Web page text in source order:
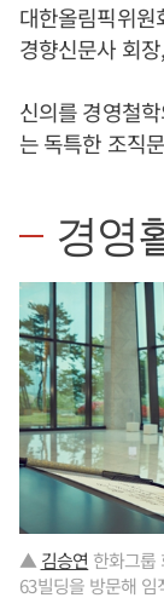
대한올림픽위
경향신문사 회
신의를 경영철
는 독특한 조직
경영
▲ 김승연 한화그룹
63빌딩을 방문해